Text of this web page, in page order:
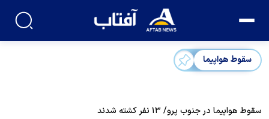
سقوط هواپیما
سقوط هواپیما در جنوب پرو/ ۱۳ نفر کشته شدند